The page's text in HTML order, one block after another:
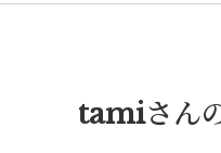
tamiさん